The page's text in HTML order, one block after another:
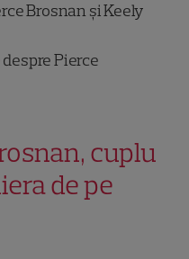
Brosnan și Keely
Pierce
cuplu
de pe